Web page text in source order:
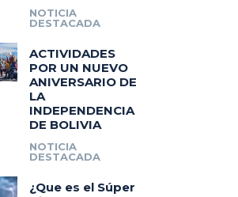
NOTICIA
DESTACADA
ACTIVIDADES
POR UN NUEVO
ANIVERSARIO DE
LA
INDEPENDENCIA
DE BOLIVIA
NOTICIA
DESTACADA
¿Que es el Súper